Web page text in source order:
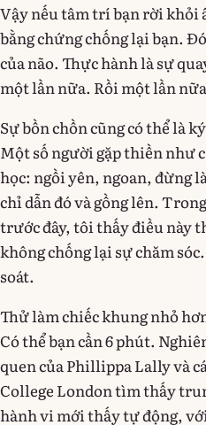
Vậy nếu tâm trí bạn rời khỏi
bằng chứng chống lại bạn.
của não. Thực hành là sự
một lần nữa. Rồi một lần
Sự bồn chồn cũng có thể là
Một số người gặp thiền như
học: ngồi yên, ngoan, đừng
chỉ dẫn đó và gồng lên.
trước đây, tôi thấy điều này
không chống lại sự chăm
soát.
Thử làm chiếc khung nhỏ
Có thể bạn cần 6 phút.
quen của Phillippa Lally và
College London tìm thấy
hành vi mới thấy tự động,